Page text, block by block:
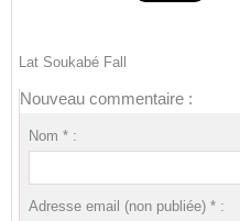
Lat Soukabé Fall
Nouveau commentaire :
Nom * :
Adresse email (non publiée) * :